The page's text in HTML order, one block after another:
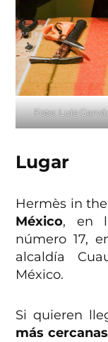
Foto: Luis
Lugar
Hermès in
México, en
número 17,
alcaldía
México.
Si quieren
más